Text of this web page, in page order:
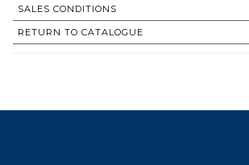
SALES CONDITIONS
RETURN TO CATALOGUE